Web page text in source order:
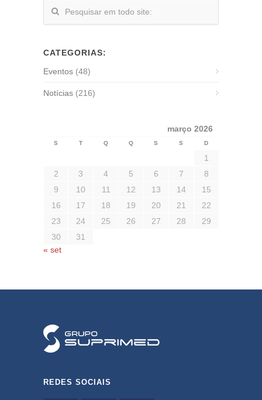
CATEGORIAS:
Eventos (48)
Notícias (216)
março 2026
S T Q Q S S D
1
2
3 4 5 6 7
8
9
10 11 12 13 14
15
16
17 18 19 20 21
22
23
24 25 26 27 28
29
30
31
« set
REDES SOCIAIS